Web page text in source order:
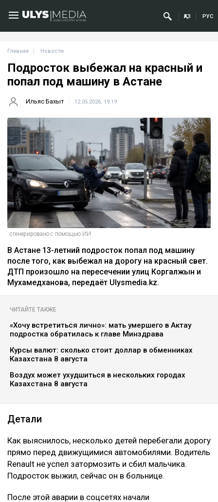
ҚАЗ РУС
Главная Новости
Подросток выбежал на красный и
попал под машину в Астане
Ильяс Бахыт 12.05.2026, 19:19
сгенерировано с помощью ИИ
В Астане 13-летний подросток попал под машину
после того, как выбежал на дорогу на красный свет.
ДТП произошло на пересечении улиц Коргалжын и
Мухамедханова, передаёт Ulysmedia.kz.
ЧИТАЙТЕ ТАКЖЕ
«Хочу встретиться лично»: мать умершего в Актау
подростка обратилась к главе Минздрава
Курсы валют: сколько стоит доллар в обменниках
Казахстана 8 августа
Воздух может ухудшиться в нескольких городах
Казахстана 8 августа
Детали
Как выяснилось, несколько детей перебегали дорогу
прямо перед движущимися автомобилями. Водитель
Renault не успел затормозить и сбил мальчика.
Подросток выжил, сейчас он в больнице.
После этой аварии в соцсетях начали